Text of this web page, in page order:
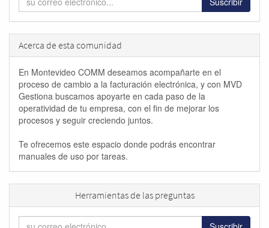
Acerca de esta comunidad
En Montevideo COMM deseamos acompañarte en el
proceso de cambio a la facturación electrónica, y con MVD
Gestiona buscamos apoyarte en cada paso de la
operatividad de tu empresa, con el fin de mejorar los
procesos y seguir creciendo juntos.
Te ofrecemos este espacio donde podrás encontrar
manuales de uso por tareas.
Herramientas de las preguntas